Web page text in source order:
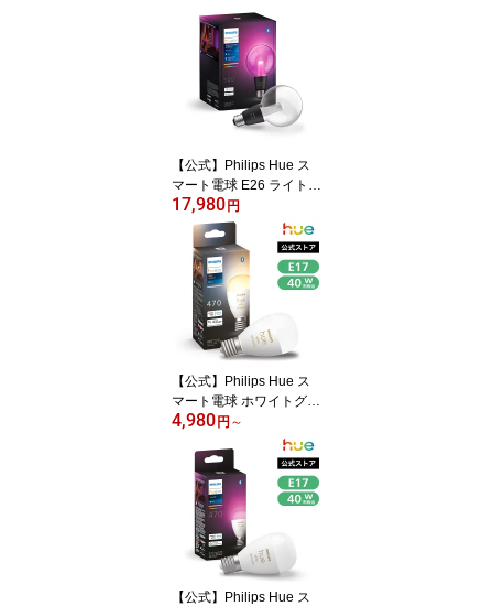
セット │ フィリップスヒ
ュー スマート照明 LED
電球 アレクサ対応 1100l
m 電球色 昼白色 昼光色
スマートライト 調光 調
色 スマートホーム 間接
照明 音声操作
【公式】Philips Hue ス
マート電球 E26 ライトガ
イド G95 │ フィリップス
ヒュー アレクサ対応 照
明 マルチカラー 1600万
色 電球色 昼白色 調光 調
色 スマートホーム 間接
照明 音声操作 アプリ操
作 ガラス
17,980 円
【公式】Philips Hue ス
マート電球 ホワイトグラ
デーション e17 40w | フ
ィリップスヒュー スマー
ト照明 LED 電球 アレク
サ対応 470lm 電球色 昼
白色 スマートライト 調
光 調色 スマートホーム
間接照明 音声操作 音声
コントロール
4,980 円 ～
【公式】Philips Hue ス